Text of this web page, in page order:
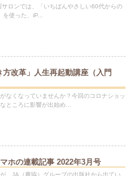
サロンでは、「いちばんやさしい60代からの
使った、iP...
改革」人生再起動講座（入門
なくなっていませんか？今回のコロナショッ
ところに影響が出始め...
マホの連載記事 2022年3月号
、JA（農協）グループの出版社から出てい